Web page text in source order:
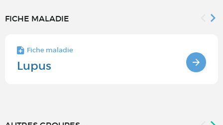
FICHE MALADIE
Fiche maladie
Lupus